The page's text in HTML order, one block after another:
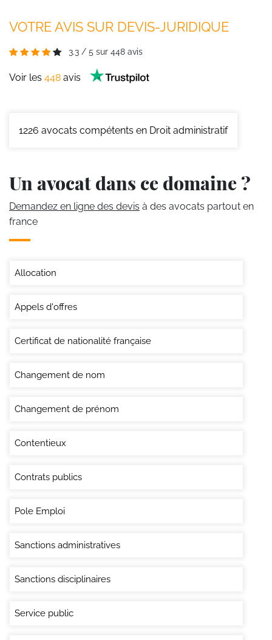
VOTRE AVIS SUR DEVIS-JURIDIQUE
3.3 / 5 sur 448 avis
Voir les 448 avis
1226 avocats compétents en Droit administratif
Un avocat dans ce domaine ?
Demandez en ligne des devis à des avocats partout en
france
Allocation
Appels d'offres
Certificat de nationalité française
Changement de nom
Changement de prénom
Contentieux
Contrats publics
Pole Emploi
Sanctions administratives
Sanctions disciplinaires
Service public